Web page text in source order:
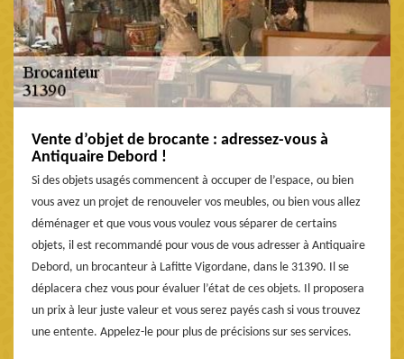
Vente d’objet de brocante : adressez-vous à
Antiquaire Debord !
Si des objets usagés commencent à occuper de l’espace, ou bien
vous avez un projet de renouveler vos meubles, ou bien vous allez
déménager et que vous vous voulez vous séparer de certains
objets, il est recommandé pour vous de vous adresser à Antiquaire
Debord, un brocanteur à Lafitte Vigordane, dans le 31390. Il se
déplacera chez vous pour évaluer l’état de ces objets. Il proposera
un prix à leur juste valeur et vous serez payés cash si vous trouvez
une entente. Appelez-le pour plus de précisions sur ses services.